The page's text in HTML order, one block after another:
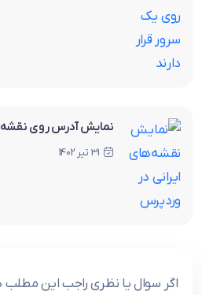
نمایش آدرس روی
31 تیر 1402
اگر سوال یا نظری راجب این مطلب